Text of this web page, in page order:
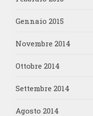
Gennaio 2015
Novembre 2014
Ottobre 2014
Settembre 2014
Agosto 2014